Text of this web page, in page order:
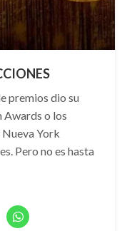
premios dio su
Awards o los
York
Pero no es hasta